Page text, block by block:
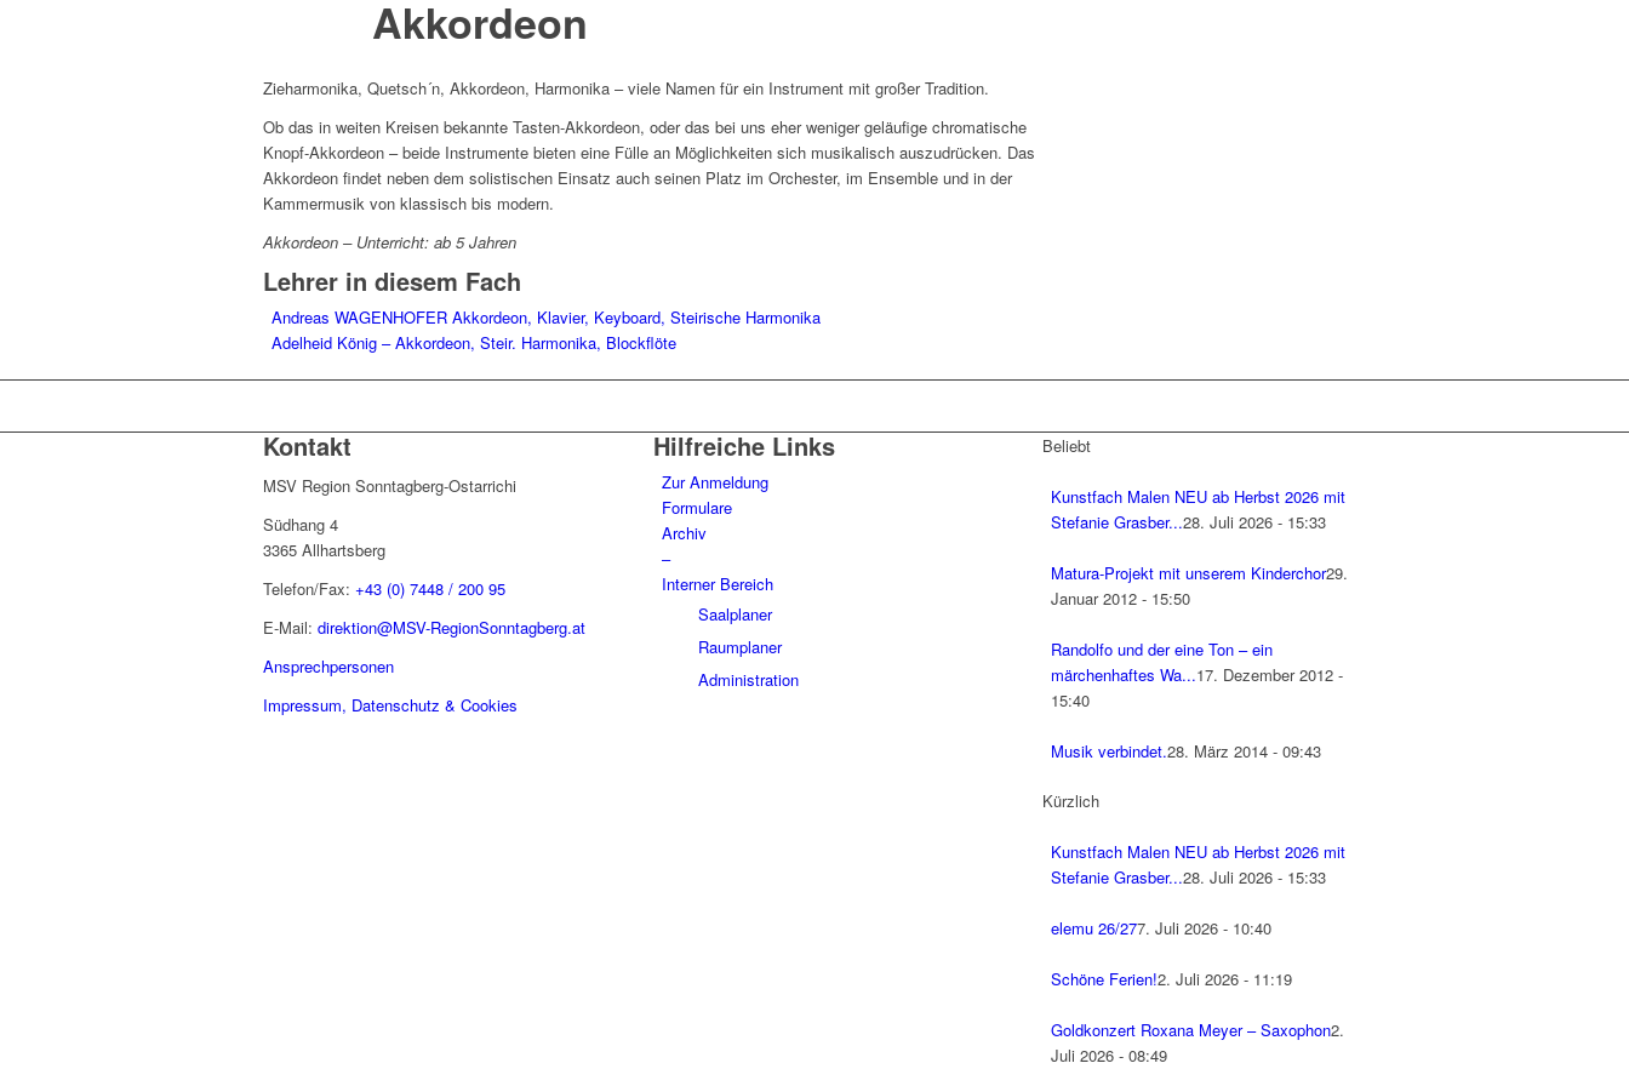
Akkordeon
Zieharmonika, Quetsch´n, Akkordeon, Harmonika – viele Namen für ein Instrument mit großer Tradition.
Ob das in weiten Kreisen bekannte Tasten-Akkordeon, oder das bei uns eher weniger geläufige chromatische
Knopf-Akkordeon – beide Instrumente bieten eine Fülle an Möglichkeiten sich musikalisch auszudrücken. Das
Akkordeon findet neben dem solistischen Einsatz auch seinen Platz im Orchester, im Ensemble und in der
Kammermusik von klassisch bis modern.
Akkordeon – Unterricht: ab 5 Jahren
Lehrer in diesem Fach
Andreas WAGENHOFER Akkordeon, Klavier, Keyboard, Steirische Harmonika
Adelheid König – Akkordeon, Steir. Harmonika, Blockflöte
Kontakt
MSV Region Sonntagberg-Ostarrichi
Südhang 4
3365 Allhartsberg
Telefon/Fax: +43 (0) 7448 / 200 95
E-Mail: direktion@MSV-RegionSonntagberg.at
Ansprechpersonen
Impressum, Datenschutz & Cookies
Hilfreiche Links
Zur Anmeldung
Formulare
Archiv
–
Interner Bereich
Saalplaner
Raumplaner
Administration
Beliebt
Kunstfach Malen NEU ab Herbst 2026 mit
Stefanie Grasber...28. Juli 2026 - 15:33
Matura-Projekt mit unserem Kinderchor29.
Januar 2012 - 15:50
Randolfo und der eine Ton – ein
märchenhaftes Wa...17. Dezember 2012 -
15:40
Musik verbindet.28. März 2014 - 09:43
Kürzlich
Kunstfach Malen NEU ab Herbst 2026 mit
Stefanie Grasber...28. Juli 2026 - 15:33
elemu 26/277. Juli 2026 - 10:40
Schöne Ferien!2. Juli 2026 - 11:19
Goldkonzert Roxana Meyer – Saxophon2.
Juli 2026 - 08:49